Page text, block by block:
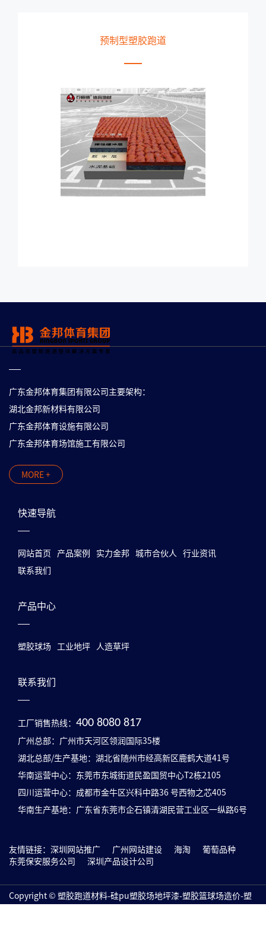
预制型塑胶跑道
广东金邦体育集团有限公司主要架构：
湖北金邦新材料有限公司
广东金邦体育设施有限公司
广东金邦体育场馆施工有限公司
MORE +
快速导航
网站首页 产品案例 实力金邦 城市合伙人 行业资讯
联系我们
产品中心
塑胶球场 工业地坪 人造草坪
联系我们
工厂销售热线： 400 8080 817
广州总部：广州市天河区领润国际35楼
湖北总部/生产基地：湖北省随州市经高新区鹿鹤大道41号
华南运营中心：东莞市东城街道民盈国贸中心T2栋2105
四川运营中心：成都市金牛区兴科中路36 号西物之芯405
华南生产基地：广东省东莞市企石镇清湖民营工业区一纵路6号
友情链接： 深圳网站推广 广州网站建设 海淘
葡萄品种
东莞保安服务公司
深圳产品设计公司
Copyright © 塑胶跑道材料-硅pu塑胶场地坪漆-塑胶篮球场造价-塑